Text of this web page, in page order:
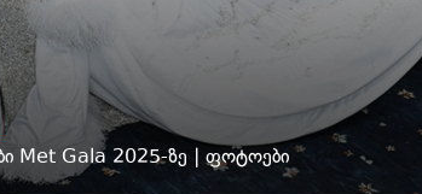
Met Gala 2025-ზე | ფოტოები